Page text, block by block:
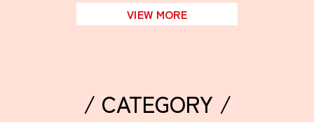
VIEW MORE
/ CATEGORY /